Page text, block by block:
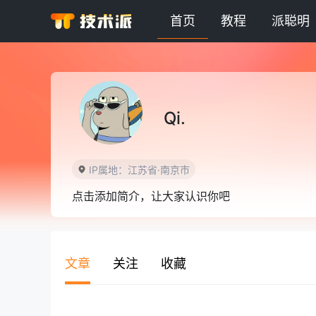
首页 教程 派聪明
Qi.
IP属地：江苏省·南京市
点击添加简介，让大家认识你吧
文章 关注 收藏